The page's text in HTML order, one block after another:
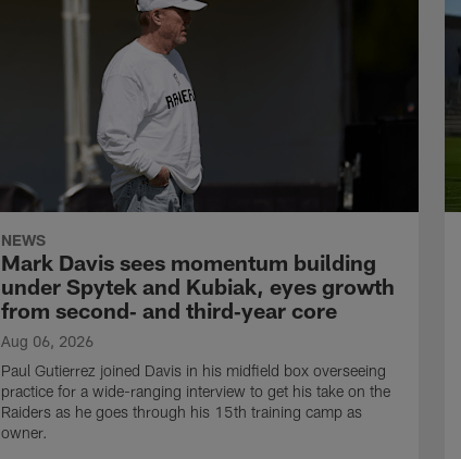
NEWS
Mark Davis sees momentum building
under Spytek and Kubiak, eyes growth
from second‑ and third‑year core
Aug 06, 2026
Paul Gutierrez joined Davis in his midfield box overseeing
practice for a wide-ranging interview to get his take on the
Raiders as he goes through his 15th training camp as
owner.